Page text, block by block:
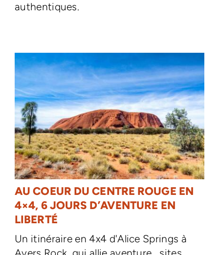
authentiques.
AU COEUR DU CENTRE ROUGE EN
4×4, 6 JOURS D’AVENTURE EN
LIBERTÉ
Un itinéraire en 4x4 d'Alice Springs à